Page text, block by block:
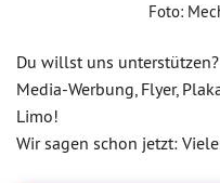
Foto:
Du willst uns
Media-Werbung, Flyer,
Limo!
Wir sagen schon jetzt: